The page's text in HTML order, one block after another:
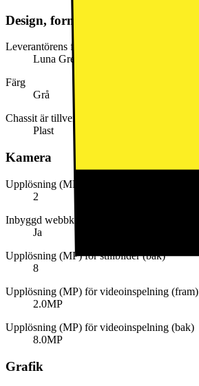
Design, form och placering
Leverantörens färgnamn
Luna Grey
Färg
Grå
Chassit är tillverkat av
Plast
Kamera
Upplösning (MP) för stillbilder (fram)
2
Inbyggd webbkamera
Ja
Upplösning (MP) för stillbilder (bak)
8
Upplösning (MP) för videoinspelning (fram)
2.0MP
Upplösning (MP) för videoinspelning (bak)
8.0MP
Grafik